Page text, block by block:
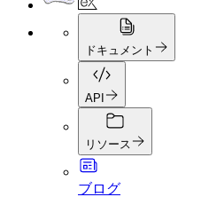
ドキュメント
API
リソース
ブログ